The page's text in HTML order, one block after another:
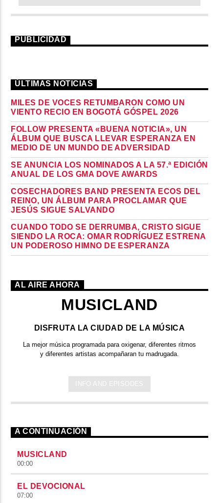
PUBLICIDAD
ÚLTIMAS NOTICIAS
MILES DE VOCES RETUMBARON COMO UN
VIENTO RECIO EN BOGOTÁ GÓSPEL 2026
FOLLOW PRESENTA «BUENA NOTICIA», UN
ÁLBUM QUE BUSCA LLEVAR ESPERANZA EN
MEDIO DE UN MUNDO DE ADVERSIDAD
SE ANUNCIA LOS NOMINADOS A LA 57.ª EDICIÓN
ANUAL DE LOS GMA DOVE AWARDS
COSECHADORES BAND PRESENTA ECOS DEL
REINO, UN ÁLBUM PARA PROCLAMAR QUE
JESÚS SIGUE SALVANDO
CUANDO TODO SE DERRUMBA, CRISTO SIGUE
SIENDO LA ROCA: OMAR RODRÍGUEZ ESTRENA
UN PODEROSO HIMNO DE ESPERANZA
AL AIRE AHORA
MUSICLAND
DISFRUTA LA CIUDAD DE LA MÚSICA
La mejor música programada para oxigenar, diferentes ritmos
y diferentes artistas acompañaran tu madrugada.
INFO AND EPISODES
A CONTINUACIÓN
MUSICLAND
00:00
EL DEVOCIONAL
07:00